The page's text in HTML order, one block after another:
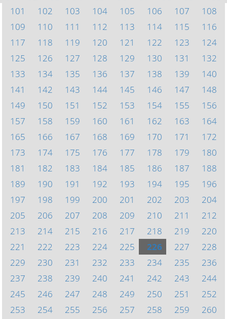
101
102 103 104 105 106 107
108
109
110 111 112 113 114 115
116
117
118 119 120 121 122 123
124
125
126 127 128 129 130 131
132
133
134 135 136 137 138 139
140
141
142 143 144 145 146 147
148
149
150 151 152 153 154 155
156
157
158 159 160 161 162 163
164
165
166 167 168 169 170 171
172
173
174 175 176 177 178 179
180
181
182 183 184 185 186 187
188
189
190 191 192 193 194 195
196
197
198 199 200 201 202 203
204
205
206 207 208 209 210 211
212
213
214 215 216 217 218 219
220
221
222 223 224 225 226 227
228
229
230 231 232 233 234 235
236
237
238 239 240 241 242 243
244
245
246 247 248 249 250 251
252
253
254 255 256 257 258 259
260